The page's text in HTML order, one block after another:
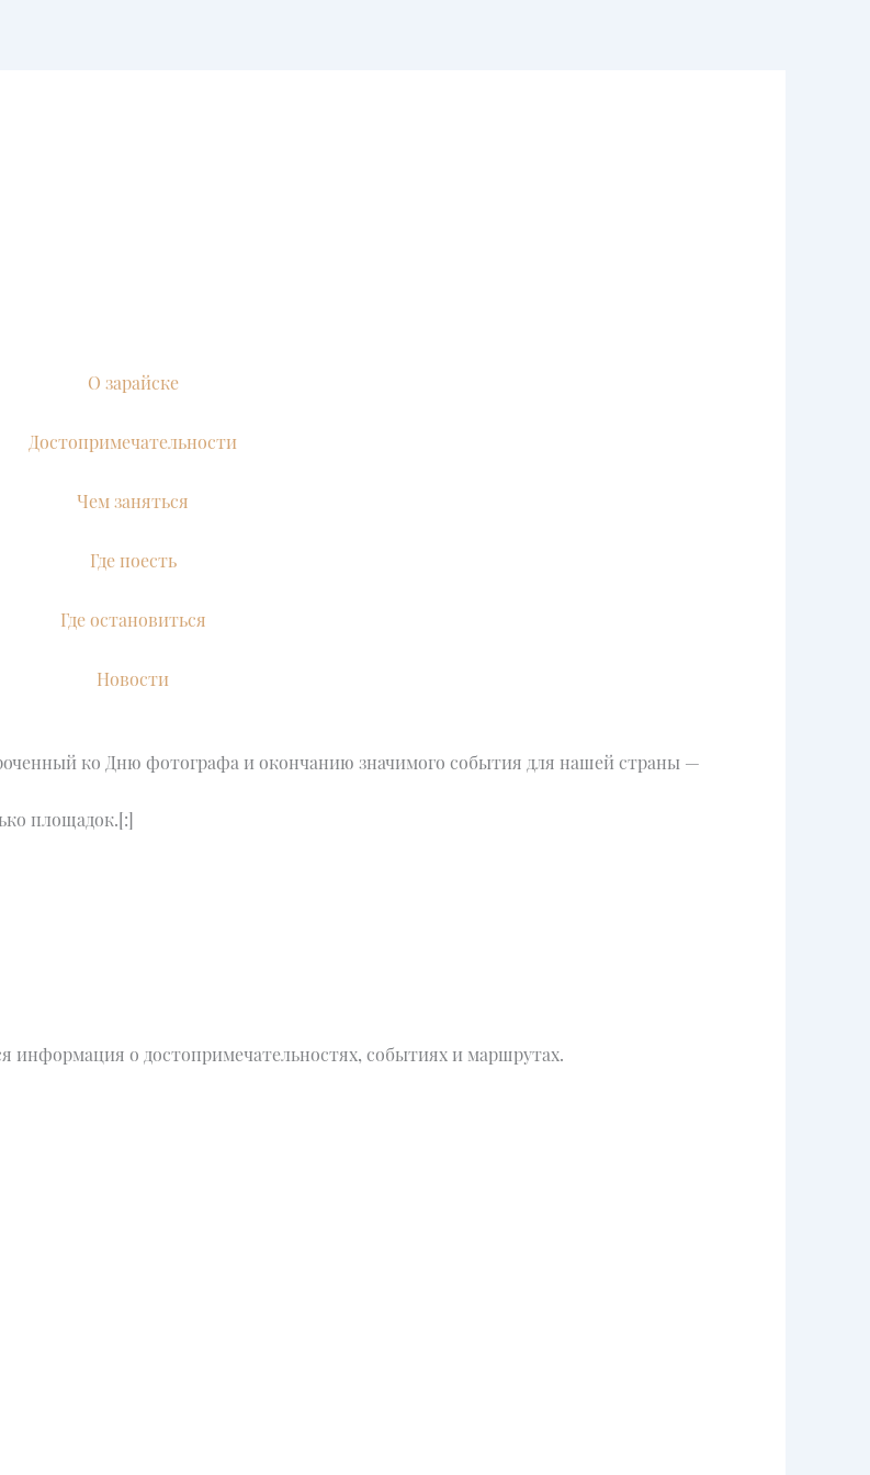
О зарайске
Достопримечательности
Чем заняться
Где поесть
Где остановиться
Новости
ко Дню фотографа и окончанию значимого события для нашей страны —
площадок.[:]
информация о достопримечательностях, событиях и маршрутах.